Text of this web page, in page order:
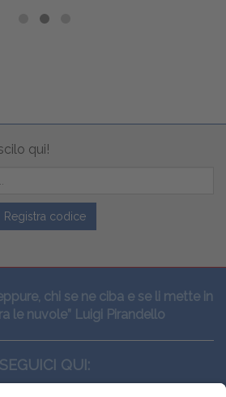
qui!
Registra codice
chi se ne ciba e se li mette in
le nuvole” Luigi Pirandello
SEGUICI QUI: